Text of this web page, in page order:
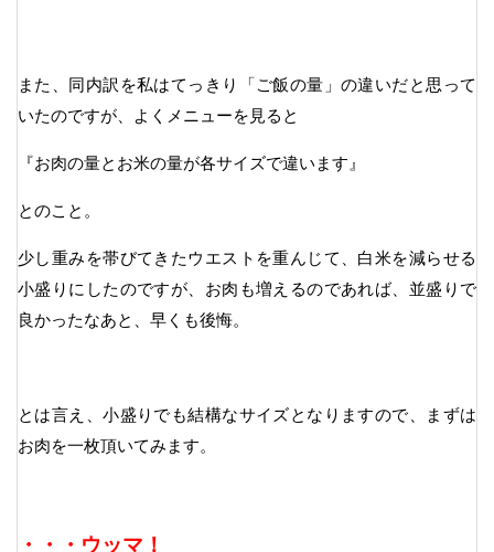
また、同内訳を私はてっきり「ご飯の量」の違いだと思って
いたのですが、よくメニューを見ると
『お肉の量とお米の量が各サイズで違います』
とのこと。
少し重みを帯びてきたウエストを重んじて、白米を減らせる
小盛りにしたのですが、お肉も増えるのであれば、並盛りで
良かったなあと、早くも後悔。
とは言え、小盛りでも結構なサイズとなりますので、まずは
お肉を一枚頂いてみます。
・・・ウッマ！